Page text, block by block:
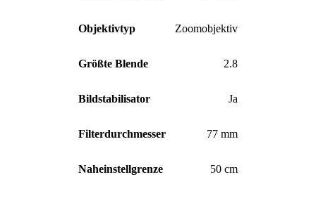
Objektivtyp Zoomobjektiv
Größte Blende 2.8
Bildstabilisator Ja
Filterdurchmesser 77 mm
Naheinstellgrenze 50 cm